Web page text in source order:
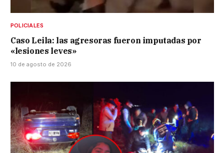
POLICIALES
Caso Leila: las agresoras fueron imputadas por
«lesiones leves»
10 de agosto de 2026